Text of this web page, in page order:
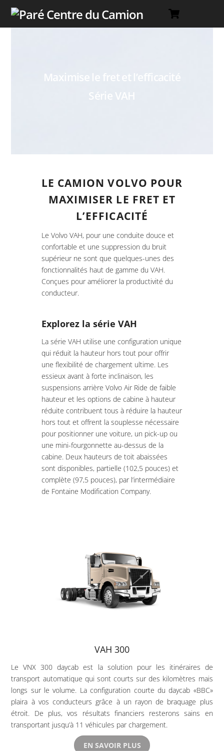
Skip
content
Maximise le fret et l’efficacité
Série VAH
LE CAMION VOLVO POUR
MAXIMISER LE FRET ET
L’EFFICACITÉ
Le Volvo VAH, pour une conduite douce et
confortable et une suppression du bruit
supérieur ne sont que quelques-unes des
fonctionnalités haut de gamme du VAH.
Conçues pour améliorer la productivité du
conducteur.
Explorez la série VAH
La série VAH utilise une configuration unique
qui réduit la hauteur hors tout pour offrir
une flexibilité de chargement ultime. Les
essieux avant à forte inclinaison, les
suspensions arrière Volvo Air Ride de faible
hauteur et les options de cabine à hauteur
réduite contribuent tous à réduire la hauteur
hors tout et offrent la souplesse nécessaire
pour positionner une voiture, un pick-up ou
une mini-fourgonnette au-dessus de la
cabine. Deux hauteurs de toit abaissées
sont disponibles, partielle (102,5 pouces) et
complète (97,5 pouces), par l’intermédiaire
de Fontaine Modification Company.
VAH 300
Le VNX 300 daycab est la solution pour les itinéraires de
transport automatique qui sont courts sur des kilomètres mais
longs sur le volume. La configuration courte du daycab «BBC»
plaira à vos conducteurs grâce à un rayon de braquage plus
étroit. De plus, vos résultats financiers resterons sains en
transportant jusqu’à 11 véhicules par chargement.
EN SAVOIR PLUS